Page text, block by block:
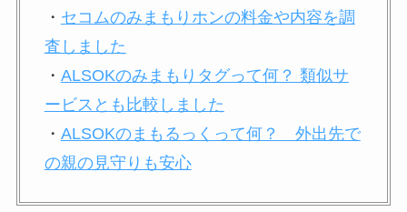
・ セコムのみまもりホンの料金や内容を調
査しました
・ ALSOKのみまもりタグって何？ 類似サ
ービスとも比較しました
・ ALSOKのまもるっくって何？ 外出先で
の親の見守りも安心